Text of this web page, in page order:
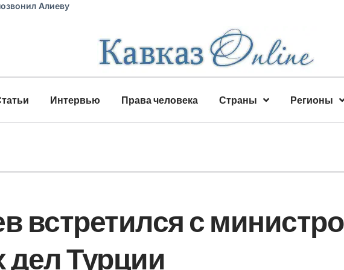
Алиеву
Интервью Права человека Страны Регионы
встретился с
дел Турции